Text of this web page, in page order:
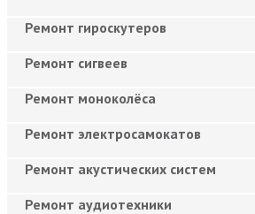
Ремонт гироскутеров
Ремонт сигвеев
Ремонт моноколёса
Ремонт электросамокатов
Ремонт акустических систем
Ремонт аудиотехники